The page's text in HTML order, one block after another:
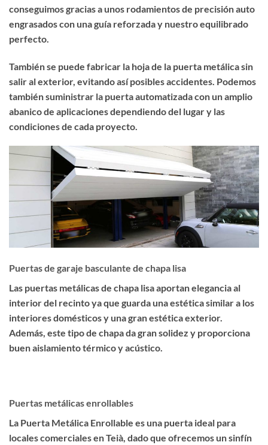
conseguimos gracias a unos rodamientos de precisión auto
engrasados con una guía reforzada y nuestro equilibrado
perfecto.
También se puede fabricar la hoja de la puerta metálica sin
salir al exterior, evitando así posibles accidentes. Podemos
también suministrar la puerta automatizada con un amplio
abanico de aplicaciones dependiendo del lugar y las
condiciones de cada proyecto.
Puertas de garaje basculante de chapa lisa
Las puertas metálicas de chapa lisa aportan elegancia al
interior del recinto ya que guarda una estética similar a los
interiores domésticos y una gran estética exterior.
Además, este tipo de chapa da gran solidez y proporciona
buen aislamiento térmico y acústico.
Puertas metálicas enrollables
La Puerta Metálica Enrollable es una puerta ideal para
locales comerciales en Teià, dado que ofrecemos un sinfín